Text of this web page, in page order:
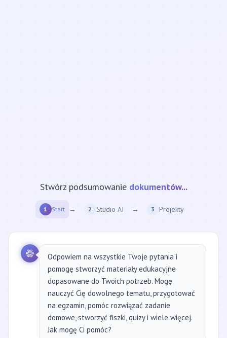
Stwórz podsumowanie strony internetowej...
1 Start → 2 Studio AI → 3 Projekty
Odpowiem na wszystkie Twoje pytania i
pomogę stworzyć materiały edukacyjne
dopasowane do Twoich potrzeb. Mogę
nauczyć Cię dowolnego tematu, przygotować
na egzamin, pomóc rozwiązać zadanie
domowe, stworzyć fiszki, quizy i wiele więcej.
Jak mogę Ci pomóc?